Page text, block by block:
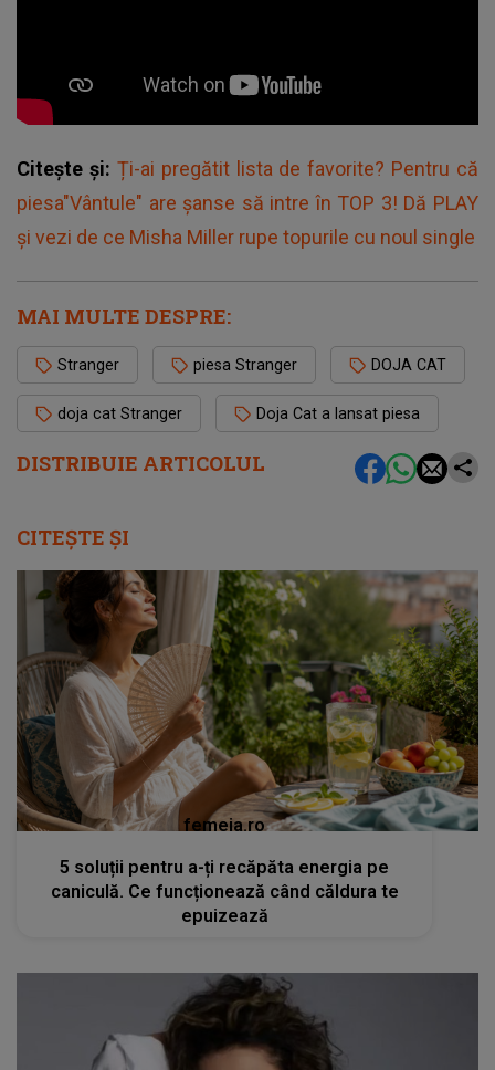
DISTRIBUIE ARTICOLUL
Citește și: Ți-ai pregătit lista de favorite? Pentru că
piesa"Vântule" are șanse să intre în TOP 3! Dă PLAY
și vezi de ce Misha Miller rupe topurile cu noul single
MAI MULTE DESPRE:
Stranger piesa Stranger DOJA CAT
doja cat Stranger Doja Cat a lansat piesa
CITEȘTE ȘI
femeia.ro
5 soluții pentru a-ți recăpăta energia pe
caniculă. Ce funcționează când căldura te
epuizează